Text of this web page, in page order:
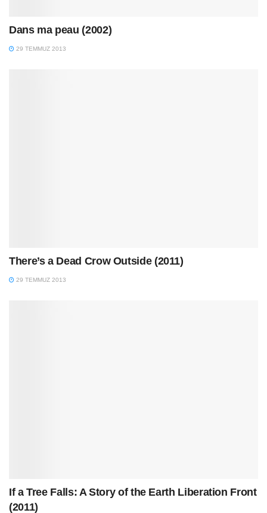
Dans ma peau (2002)
29 TEMMUZ 2013
There’s a Dead Crow Outside (2011)
29 TEMMUZ 2013
If a Tree Falls: A Story of the Earth Liberation Front
(2011)